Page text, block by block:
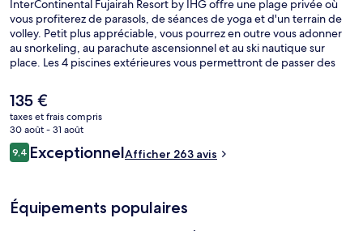
InterContinental Fujairah Resort by IHG offre une plage privée où
vous profiterez de parasols, de séances de yoga et d'un terrain de
volley. Petit plus appréciable, vous pourrez en outre vous adonner
au snorkeling, au parachute ascensionnel et au ski nautique sur
place. Les 4 piscines extérieures vous permettront de passer des
chouchouter pourront profiter des dépresso-massages, des
enveloppements corporels et des soins du visage. L'établissement
Nama, l'un des 2 restaurants, sert des spécialités Cuisine
internationale et est ouvert pour le petit déjeuner, le déjeuner et le
dîner. Parmi les autres avantages de cet hôtel de luxe, on trouve un
club pour enfants (gratuit), un bar en bord de piscine et une salle de
chambre et le personnel attentionné.
Le
prix
actuel
est
de
135 €
taxes et frais compris
30 août - 31 août
Avis
voyageurs
9,49,4 sur 10
ExceptionnelAfficher 263 avis
Équipements populaires